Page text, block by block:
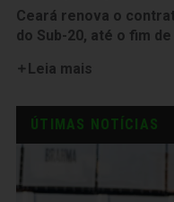
Ceará renova o
do Sub-20, até o fim de
Leia mais
ÚTIMAS NOTÍCIAS